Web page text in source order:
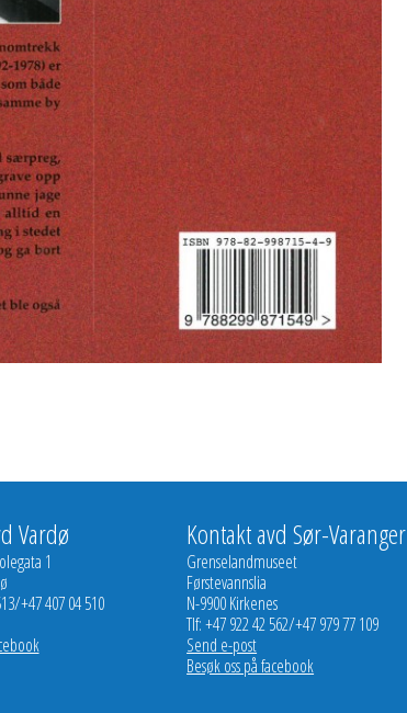
Vardø
1
+47 407 04 510
Kontakt avd Sør-Varanger
Grenselandmuseet
Førstevannslia
N-9900 Kirkenes
Tlf: +47 922 42 562/+47 979 77 109
Send e-post
Besøk oss på facebook